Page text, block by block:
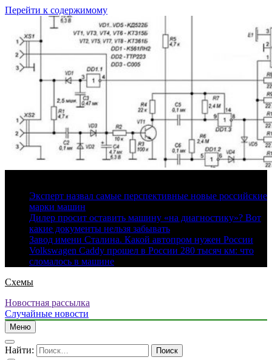
Перейти к содержимому
Эксперт назвал самые перспективные новые российские
марки машин
Дилер просит оставить машину «на диагностику»? Вот
какие документы нельзя забывать
Завод имени Сталина. Какой автопром нужен России
Volkswagen Caddy прошел в России 280 тысяч км: что
сломалось в машине
Схемы
Новостная рассылка
Случайные новости
Меню
Найти: